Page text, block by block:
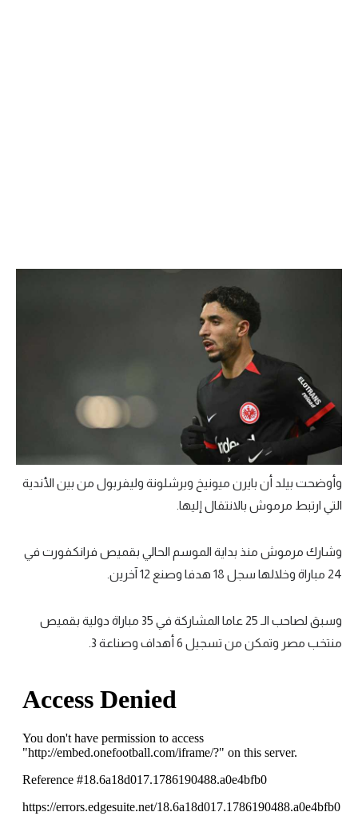
وأوضحت بيلد أن بايرن ميونيخ وبرشلونة وليفربول من بين الأندية
التي ارتبط مرموش بالانتقال إليها.
وشارك مرموش منذ بداية الموسم الحالي بقميص فرانكفورت في
24 مباراة وخلالها سجل 18 هدفا وصنع 12 آخرين.
وسبق لصاحب الـ 25 عاما المشاركة في 35 مباراة دولية بقميص
منتخب مصر وتمكن من تسجيل 6 أهداف وصناعة 3.